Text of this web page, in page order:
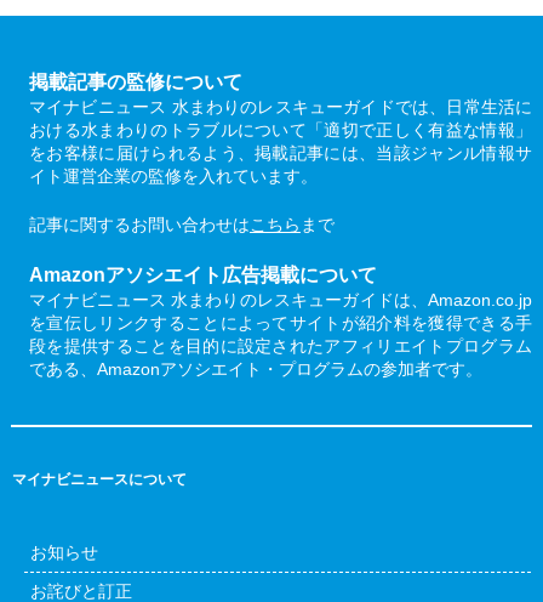
掲載記事の監修について
マイナビニュース 水まわりのレスキューガイドでは、日常生活に
おける水まわりのトラブルについて「適切で正しく有益な情報」
をお客様に届けられるよう、掲載記事には、当該ジャンル情報サ
イト運営企業の監修を入れています。
記事に関するお問い合わせはこちら まで
Amazonアソシエイト広告掲載について
マイナビニュース 水まわりのレスキューガイドは、Amazon.co.jp
を宣伝しリンクすることによってサイトが紹介料を獲得できる手
段を提供することを目的に設定されたアフィリエイトプログラム
である、Amazonアソシエイト・プログラムの参加者です。
マイナビニュースについて
お知らせ
お詫びと訂正